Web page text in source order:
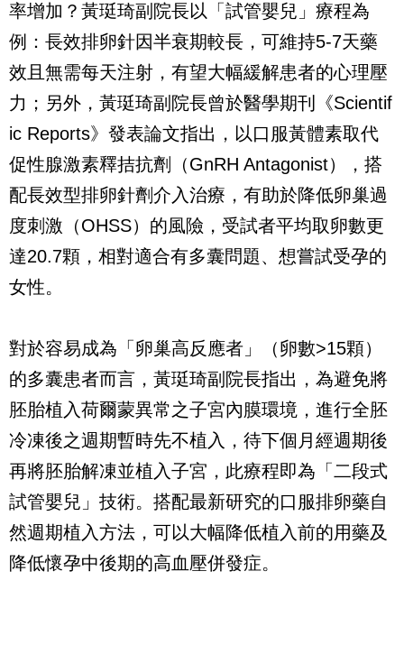
率增加？黃珽琦副院長以「試管嬰兒」療程為
例：長效排卵針因半衰期較長，可維持5-7天藥
效且無需每天注射，有望大幅緩解患者的心理壓
力；另外，黃珽琦副院長曾於醫學期刊《Scientif
ic Reports》發表論文指出，以口服黃體素取代
促性腺激素釋拮抗劑（GnRH Antagonist），搭
配長效型排卵針劑介入治療，有助於降低卵巢過
度刺激（OHSS）的風險，受試者平均取卵數更
達20.7顆，相對適合有多囊問題、想嘗試受孕的
女性。
對於容易成為「卵巢高反應者」（卵數>15顆）
的多囊患者而言，黃珽琦副院長指出，為避免將
胚胎植入荷爾蒙異常之子宮內膜環境，進行全胚
冷凍後之週期暫時先不植入，待下個月經週期後
再將胚胎解凍並植入子宮，此療程即為「二段式
試管嬰兒」技術。搭配最新研究的口服排卵藥自
然週期植入方法，可以大幅降低植入前的用藥及
降低懷孕中後期的高血壓併發症。